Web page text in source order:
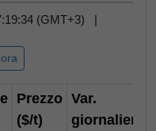
(GMT+3) |
Prezzo
($/t)
Var.
giornaliera